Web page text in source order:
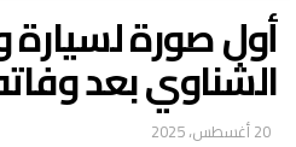
أول صورة لسيارة
الشناوي بعد
20 أغسطس، 2025